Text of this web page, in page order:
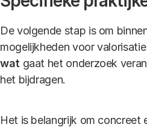
De volgende stap is om
mogelijkheden voor
wat gaat het onderzoek
het bijdragen.
Het is belangrijk om concreet